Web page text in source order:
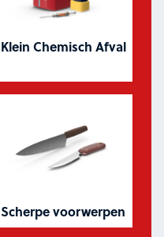
Klein Chemisch Afval
Scherpe voorwerpen